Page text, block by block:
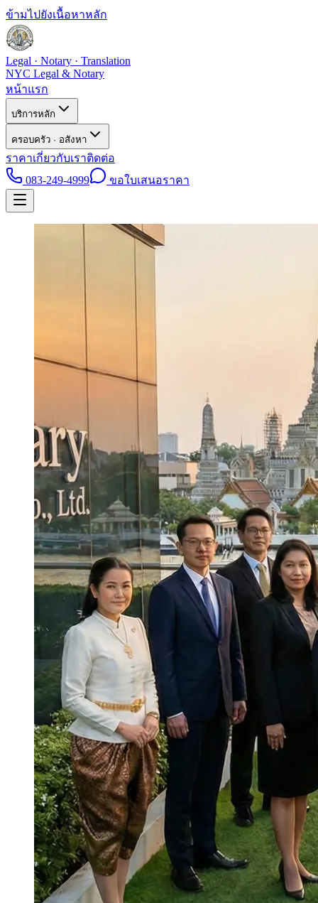
ข้ามไปยังเนื้อหาหลัก
Legal · Notary · Translation
NYC Legal & Notary
หน้าแรก
บริการหลัก
ครอบครัว · อสังหา
ราคาเกี่ยวกับเราติดต่อ
083-249-4999
ขอใบเสนอราคา